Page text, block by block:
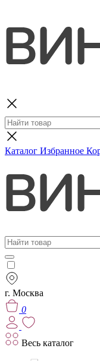
Каталог Избранное
г. Москва
0
Весь каталог